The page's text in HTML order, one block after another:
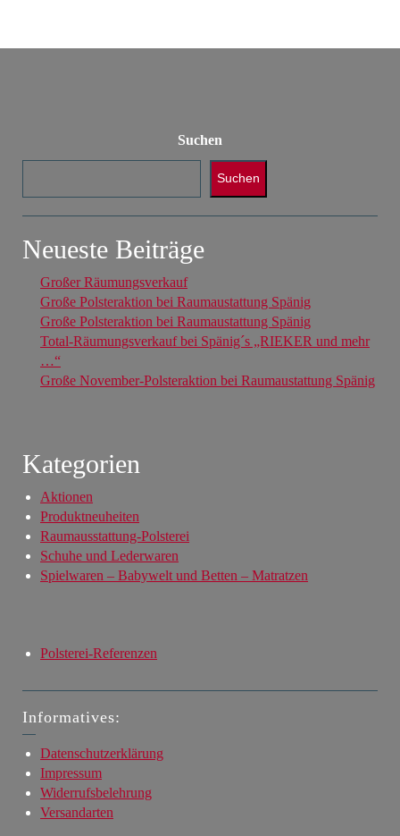
Suchen
Suchen
Neueste Beiträge
Großer Räumungsverkauf
Große Polsteraktion bei Raumaustattung Spänig
Große Polsteraktion bei Raumaustattung Spänig
Total-Räumungsverkauf bei Spänig´s „RIEKER und mehr
…“
Große November-Polsteraktion bei Raumaustattung Spänig
Kategorien
Aktionen
Produktneuheiten
Raumausstattung-Polsterei
Schuhe und Lederwaren
Spielwaren – Babywelt und Betten – Matratzen
Polsterei-Referenzen
Informatives:
Datenschutzerklärung
Impressum
Widerrufsbelehrung
Versandarten